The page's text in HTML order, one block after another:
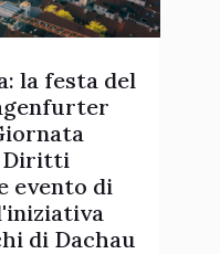
la festa del
Diritti
evento di
di Dachau